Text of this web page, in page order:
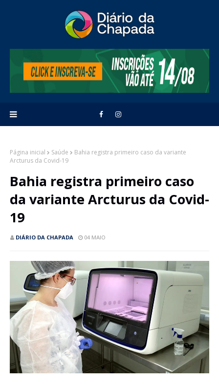
Página inicial Saúde
Bahia registra primeiro caso da variante
Arcturus da Covid-19
Bahia registra primeiro caso
da variante Arcturus da Covid-
19
DIÁRIO DA CHAPADA 04 MAIO